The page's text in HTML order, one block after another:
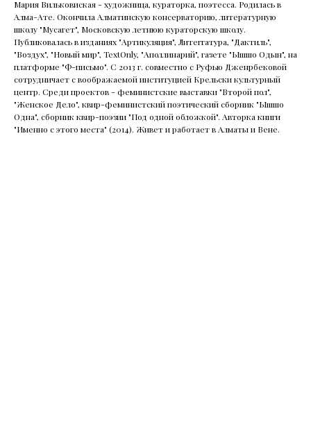
Мария Вильковиская - художница, кураторка, поэтесса. Родилась в
Алма-Ате. Окончила Алматинскую консерваторию, литературную
школу "Мусагет", Московскую летнюю кураторскую школу.
Публиковалась в изданиях "Артикуляция", Литеrrатура, "Дактиль",
"Воздух", "Новый мир", TextOnly, "Аполлинарий", газете "Ышшо Одын", на
платформе "Ф-письмо". С 2013 г. совместно с Руфью Дженрбековой
сотрудничает с воображаемой институцией Крельски культурный
центр. Среди проектов - феминистские выставки "Второй пол",
"Женское Дело", квир-феминистский поэтический сборник "Ышшо
Одна", сборник квир-поэзии "Под одной обложкой". Авторка книги
"Именно с этого места" (2014). Живет и работает в Алматы и Вене.